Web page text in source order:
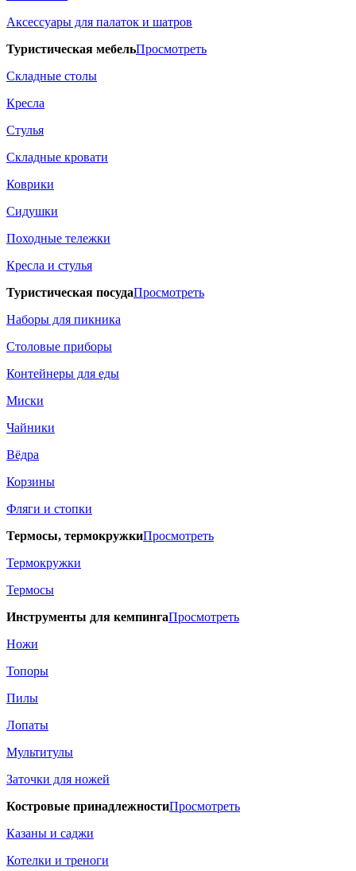
Аксессуары для палаток и шатров
Туристическая мебельПросмотреть
Складные столы
Кресла
Стулья
Складные кровати
Коврики
Сидушки
Походные тележки
Кресла и стулья
Туристическая посудаПросмотреть
Наборы для пикника
Столовые приборы
Контейнеры для еды
Миски
Чайники
Вёдра
Корзины
Фляги и стопки
Термосы, термокружкиПросмотреть
Термокружки
Термосы
Инструменты для кемпингаПросмотреть
Ножи
Топоры
Пилы
Лопаты
Мультитулы
Заточки для ножей
Костровые принадлежностиПросмотреть
Казаны и саджи
Котелки и треноги